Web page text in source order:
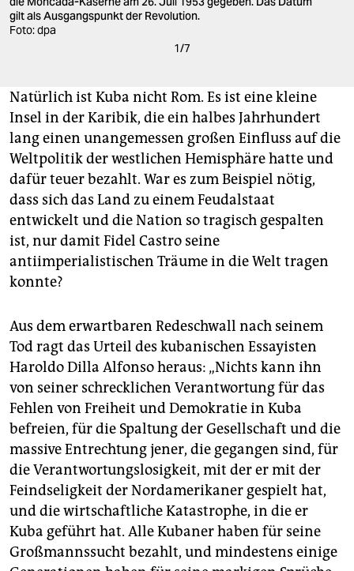
gilt als Ausgangspunkt der Revolution.
Foto: dpa
1/7
Natürlich ist Kuba nicht Rom. Es ist eine kleine
Insel in der Karibik, die ein halbes Jahrhundert
lang einen unangemessen großen Einfluss auf die
Weltpolitik der westlichen Hemisphäre hatte und
dafür teuer bezahlt. War es zum Beispiel nötig,
dass sich das Land zu einem Feudalstaat
entwickelt und die Nation so tragisch gespalten
ist, nur damit Fidel Castro seine
antiimperialistischen Träume in die Welt tragen
konnte?
Aus dem erwartbaren Redeschwall nach seinem
Tod ragt das Urteil des kubanischen Essayisten
Haroldo Dilla Alfonso heraus: „Nichts kann ihn
von seiner schrecklichen Verantwortung für das
Fehlen von Freiheit und Demokratie in Kuba
befreien, für die Spaltung der Gesellschaft und die
massive Entrechtung jener, die gegangen sind, für
die Verantwortungslosigkeit, mit der er mit der
Feindseligkeit der Nordamerikaner gespielt hat,
und die wirtschaftliche Katastrophe, in die er
Kuba geführt hat. Alle Kubaner haben für seine
Großmannssucht bezahlt, und mindestens einige